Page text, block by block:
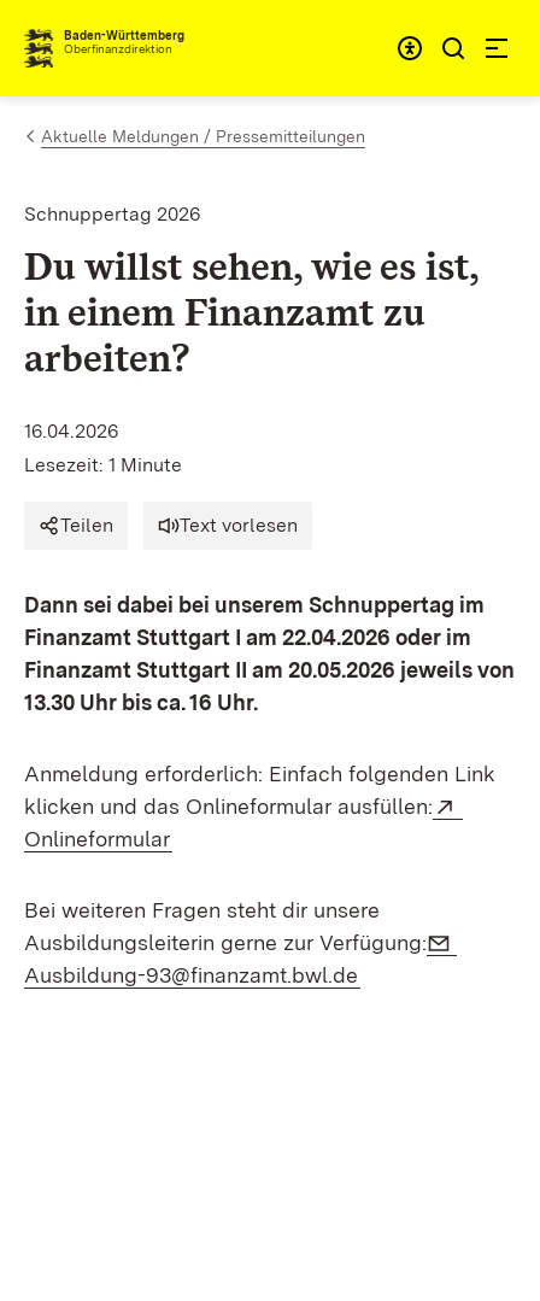
Zum Inhalt springen
Baden-Württemberg
Oberfinanzdirektion
Aktuelle Meldungen / Pressemitteilungen
Schnuppertag 2026
Du willst sehen, wie es ist,
in einem Finanzamt zu
arbeiten?
16.04.2026
Lesezeit: 1 Minute
Teilen Text vorlesen
Dann sei dabei bei unserem Schnuppertag im
Finanzamt Stuttgart I am 22.04.2026 oder im
Finanzamt Stuttgart II am 20.05.2026 jeweils von
13.30 Uhr bis ca. 16 Uhr.
Anmeldung erforderlich: Einfach folgenden Link
klicken und das Onlineformular ausfüllen:
Onlineformular
Bei weiteren Fragen steht dir unsere
Ausbildungsleiterin gerne zur Verfügung:
Ausbildung-93@finanzamt.bwl.de